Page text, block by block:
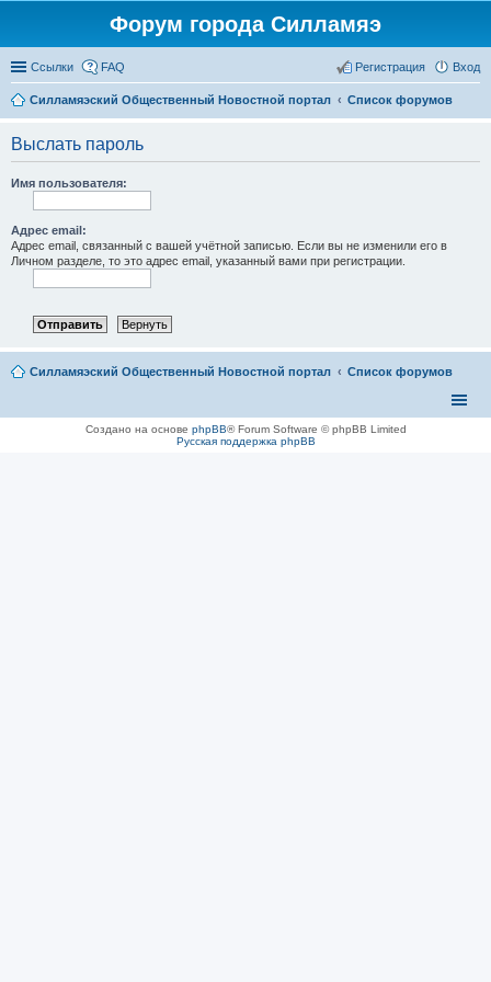
Форум города Силламяэ
Ссылки FAQ Вход
Регистрация
Силламяэский Общественный Новостной портал Список форумов
Выслать пароль
Имя пользователя:
Адрес email:
Адрес email, связанный с вашей учётной записью. Если вы не изменили его в
Личном разделе, то это адрес email, указанный вами при регистрации.
Силламяэский Общественный Новостной портал Список форумов
Создано на основе phpBB® Forum Software © phpBB Limited
Русская поддержка phpBB